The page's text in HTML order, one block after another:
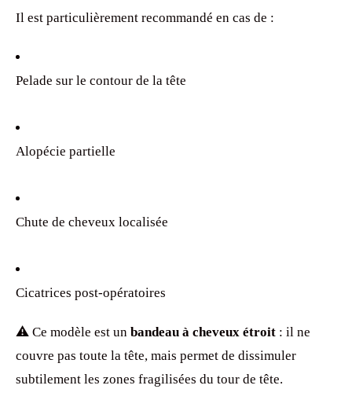
Il est particulièrement recommandé en cas de :
Pelade sur le contour de la tête
Alopécie partielle
Chute de cheveux localisée
Cicatrices post-opératoires
⚠️ Ce modèle est un bandeau à cheveux étroit : il ne
couvre pas toute la tête, mais permet de dissimuler
subtilement les zones fragilisées du tour de tête.